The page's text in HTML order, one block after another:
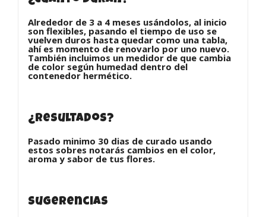
Alrededor de 3 a 4 meses usándolos, al inicio
son flexibles, pasando el tiempo de uso se
vuelven duros hasta quedar como una tabla,
ahí es momento de renovarlo por uno nuevo.
También incluimos un medidor de que cambia
de color según humedad dentro del
contenedor hermético.
¿Resultados?
Pasado minimo 30 dias de curado usando
estos sobres notarás cambios en el color,
aroma y sabor de tus flores.
Sugerencias